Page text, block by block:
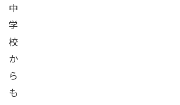
中
学
校
か
ら
も